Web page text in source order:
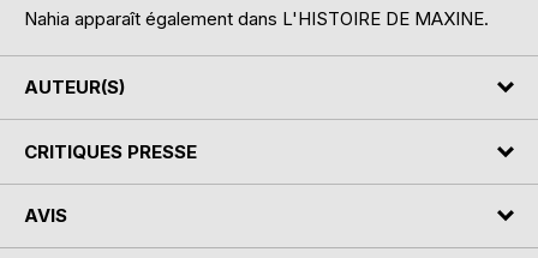
Nahia apparaît également dans L'HISTOIRE DE MAXINE.
AUTEUR(S)
CRITIQUES PRESSE
AVIS